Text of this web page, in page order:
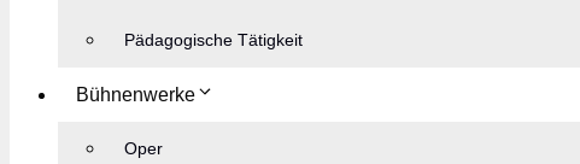
Pädagogische Tätigkeit
Bühnenwerke
Oper